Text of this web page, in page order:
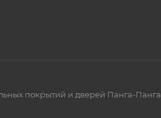
покрытий и дверей Панга-Панга